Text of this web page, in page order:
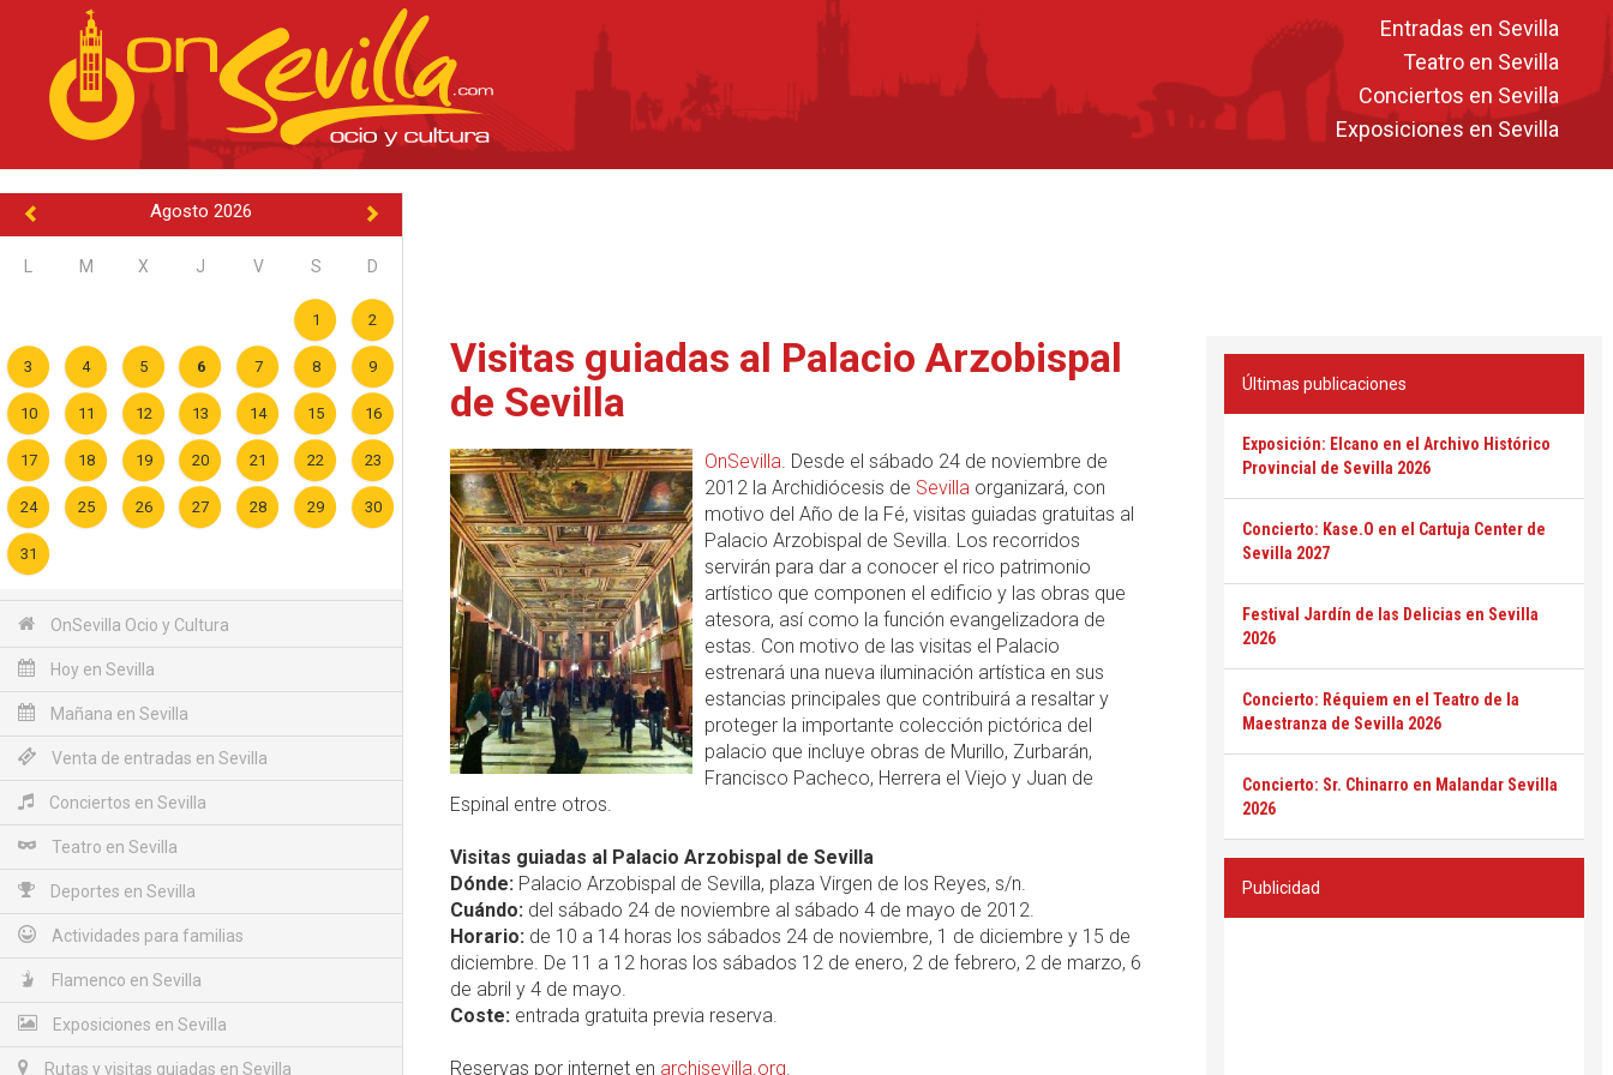
Entradas en Sevilla
Teatro en Sevilla
Conciertos en Sevilla
Exposiciones en Sevilla
Agosto 2026
M X J V S D
1 2
3 4 5 6 7 8 9
10 11 12 13 14 15 16
17 18 19 20 21 22 23
24 25 26 27 28 29 30
31
OnSevilla Ocio y Cultura
Hoy en Sevilla
Mañana en Sevilla
Venta de entradas en Sevilla
Conciertos en Sevilla
Teatro en Sevilla
Deportes en Sevilla
Actividades para familias
Flamenco en Sevilla
Exposiciones en Sevilla
Rutas y visitas guiadas en Sevilla
Visitas guiadas al Palacio Arzobispal
de Sevilla
OnSevilla. Desde el sábado 24 de noviembre de
2012 la Archidiócesis de Sevillaorganizará, con
motivo del Año de la Fé, visitas guiadas gratuitas al
Palacio Arzobispal de Sevilla. Los recorridos
servirán para dar a conocer el rico patrimonio
artístico que componen el edificio y las obras que
atesora, así como la función evangelizadora de
estas. Con motivo de las visitas el Palacio
estrenará una nueva iluminación artística en sus
estancias principales que contribuirá a resaltar y
proteger la importante colección pictórica del
palacio que incluye obras de Murillo, Zurbarán,
Francisco Pacheco, Herrera el Viejo y Juan de
Espinal entre otros.
Visitas guiadas al Palacio Arzobispal de Sevilla
Dónde: Palacio Arzobispal de Sevilla, plaza Virgen de los Reyes, s/n.
Cuándo: del sábado 24 de noviembre al sábado 4 de mayo de 2012.
Horario: de 10 a 14 horas los sábados 24 de noviembre, 1 de diciembre y 15 de
diciembre. De 11 a 12 horas los sábados 12 de enero, 2 de febrero, 2 de marzo, 6
de abril y 4 de mayo.
Coste: entrada gratuita previa reserva.
Reservas por internet en archisevilla.org.
Últimas publicaciones
Exposición: Elcano en el Archivo Histórico
Provincial de Sevilla 2026
Concierto: Kase.O en el Cartuja Center de
Sevilla 2027
Festival Jardín de las Delicias en Sevilla
2026
Concierto: Réquiem en el Teatro de la
Maestranza de Sevilla 2026
Concierto: Sr. Chinarro en Malandar Sevilla
2026
Publicidad